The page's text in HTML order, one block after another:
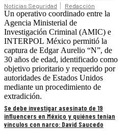
Noticias Seguridad Redacción
Un operativo coordinado entre la
Agencia Ministerial de
Investigación Criminal (AMIC) e
INTERPOL México permitió la
captura de Edgar Aurelio “N”, de
30 años de edad, identificado como
objetivo prioritario y requerido por
autoridades de Estados Unidos
mediante un procedimiento de
extradición.
Se debe investigar asesinato de 19
influencers en México y quiénes tenían
vínculos con narco: David Saucedo